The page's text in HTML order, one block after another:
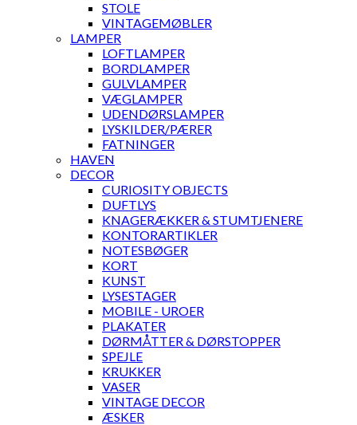
STOLE
VINTAGEMØBLER
LAMPER
LOFTLAMPER
BORDLAMPER
GULVLAMPER
VÆGLAMPER
UDENDØRSLAMPER
LYSKILDER/PÆRER
FATNINGER
HAVEN
DECOR
CURIOSITY OBJECTS
DUFTLYS
KNAGERÆKKER & STUMTJENERE
KONTORARTIKLER
NOTESBØGER
KORT
KUNST
LYSESTAGER
MOBILE - UROER
PLAKATER
DØRMÅTTER & DØRSTOPPER
SPEJLE
KRUKKER
VASER
VINTAGE DECOR
ÆSKER